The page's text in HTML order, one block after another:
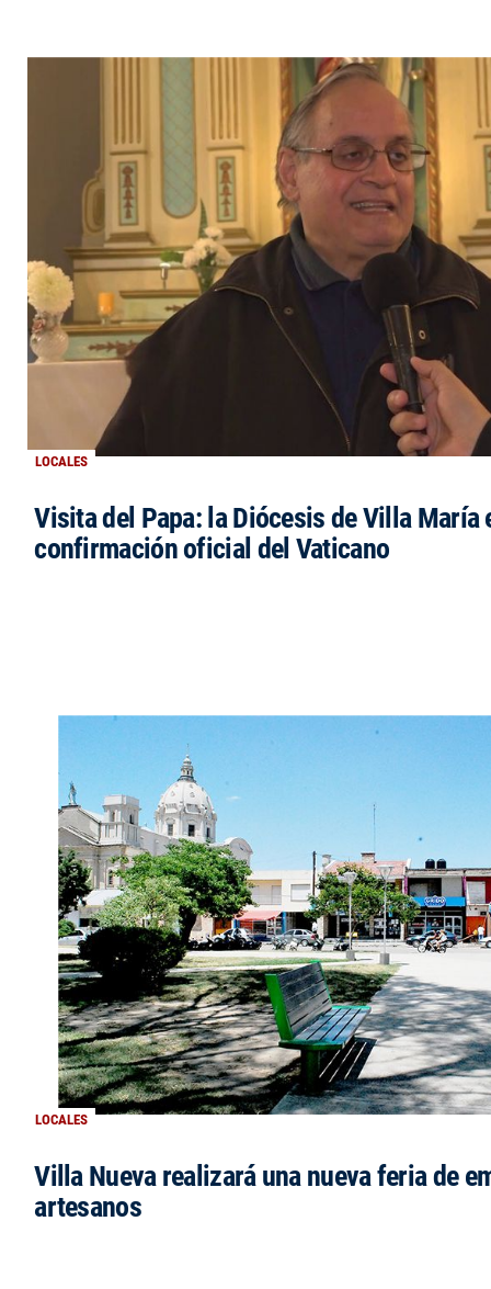
LOCALES
Visita del Papa: la Diócesis de Villa María
confirmación oficial del Vaticano
LOCALES
Villa Nueva realizará una nueva feria de
artesanos